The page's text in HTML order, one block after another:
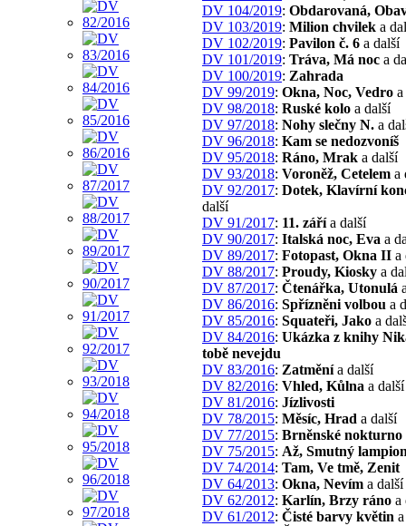
DV 104/2019: Obdarovaná,
DV 103/2019: Milion chvilek a
DV 102/2019: Pavilon č. 6 a další
DV 101/2019: Tráva, Má noc a
DV 100/2019: Zahrada
DV 99/2019: Okna, Noc, Vedro
DV 98/2018: Ruské kolo a další
DV 97/2018: Nohy slečny N. a
DV 96/2018: Kam se nedozvoníš
DV 95/2018: Ráno, Mrak a další
DV 93/2018: Voroněž, Cetelem a
DV 92/2017: Dotek, Klavírní
další
DV 91/2017: 11. zářía další
DV 90/2017: Italská noc, Eva a
DV 89/2017: Fotopast, Okna II a
DV 88/2017: Proudy, Kiosky a
DV 87/2017: Čtenářka, Utonulá
DV 86/2016: Spřízněni volbou a
DV 85/2016: Squateři, Jako a
DV 84/2016: Ukázka z knihy
tobě nevejdu
DV 83/2016: Zatměnía další
DV 82/2016: Vhled, Kůlna a další
DV 81/2016: Jízlivosti
DV 78/2015: Měsíc, Hrad a další
DV 77/2015: Brněnské nokturno
DV 75/2015: Až, Smutný
DV 74/2014: Tam, Ve tmě, Zenit
DV 64/2013: Okna, Nevím a další
DV 62/2012: Karlín, Brzy ráno a
DV 61/2012: Čisté barvy květin